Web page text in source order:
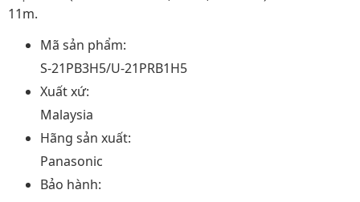
11m.
Mã sản phẩm:
S-21PB3H5/U-21PRB1H5
Xuất xứ:
Malaysia
Hãng sản xuất:
Panasonic
Bảo hành: